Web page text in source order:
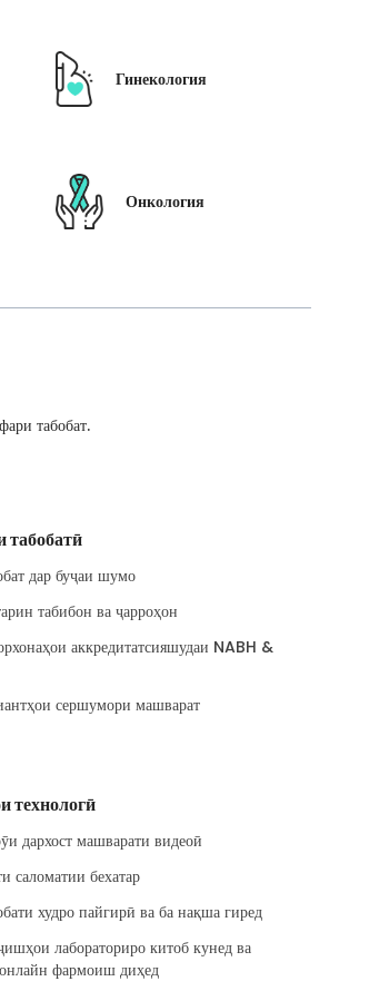
Гинекология
Онкология
табобат.
табобатӣ
дар буҷаи шумо
табибон ва ҷарроҳон
аккредитатсияшудаи NABH &
сершумори машварат
технологӣ
дархост машварати видеоӣ
саломатии бехатар
худро пайгирӣ ва ба нақша гиред
лабораториро китоб кунед ва
фармоиш диҳед